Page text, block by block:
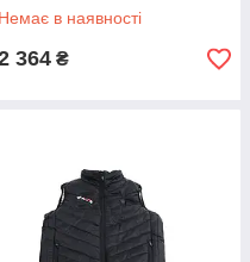
Немає в наявності
364 ₴